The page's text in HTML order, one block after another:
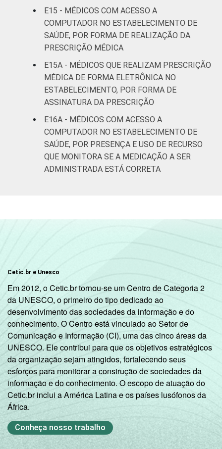
E15 - MÉDICOS COM ACESSO A
COMPUTADOR NO ESTABELECIMENTO DE
SAÚDE, POR FORMA DE REALIZAÇÃO DA
PRESCRIÇÃO MÉDICA
E15A - MÉDICOS QUE REALIZAM PRESCRIÇÃO
MÉDICA DE FORMA ELETRÔNICA NO
ESTABELECIMENTO, POR FORMA DE
ASSINATURA DA PRESCRIÇÃO
E16A - MÉDICOS COM ACESSO A
COMPUTADOR NO ESTABELECIMENTO DE
SAÚDE, POR PRESENÇA E USO DE RECURSO
QUE MONITORA SE A MEDICAÇÃO A SER
ADMINISTRADA ESTÁ CORRETA
Cetic.br e Unesco
Em 2012, o Cetic.br tornou-se um Centro de Categoria 2
da UNESCO, o primeiro do tipo dedicado ao
desenvolvimento das sociedades da informação e do
conhecimento. O Centro está vinculado ao Setor de
Comunicação e Informação (CI), uma das cinco áreas da
UNESCO. Ele contribui para que os objetivos estratégicos
da organização sejam atingidos, fortalecendo seus
esforços para monitorar a construção de sociedades da
informação e do conhecimento. O escopo de atuação do
Cetic.br inclui a América Latina e os países lusófonos da
África.
Conheça nosso trabalho